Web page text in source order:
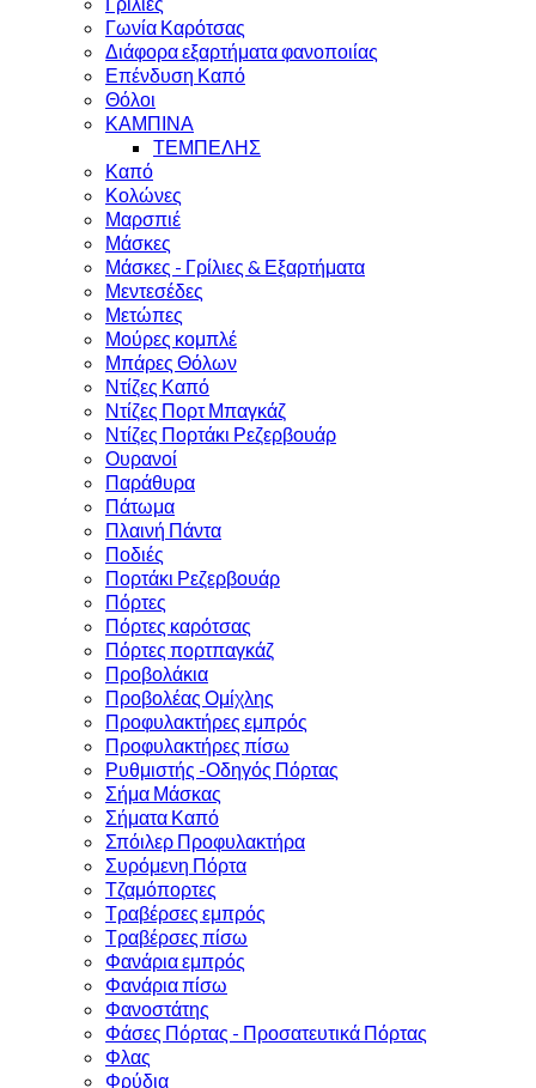
Γωνία Καρότσας
Διάφορα εξαρτήματα φανοποιίας
Επένδυση Καπό
Θόλοι
ΚΑΜΠΙΝΑ
ΤΕΜΠΕΛΗΣ
Καπό
Κολώνες
Μαρσπιέ
Μάσκες
Μάσκες - Γρίλιες & Εξαρτήματα
Μεντεσέδες
Μετώπες
Μούρες κομπλέ
Μπάρες Θόλων
Ντίζες Καπό
Ντίζες Πορτ Μπαγκάζ
Ντίζες Πορτάκι Ρεζερβουάρ
Ουρανοί
Παράθυρα
Πάτωμα
Πλαινή Πάντα
Ποδιές
Πορτάκι Ρεζερβουάρ
Πόρτες
Πόρτες καρότσας
Πόρτες πορτπαγκάζ
Προβολάκια
Προβολέας Ομίχλης
Προφυλακτήρες εμπρός
Προφυλακτήρες πίσω
Ρυθμιστής -Οδηγός Πόρτας
Σήμα Μάσκας
Σήματα Καπό
Σπόιλερ Προφυλακτήρα
Συρόμενη Πόρτα
Τζαμόπορτες
Τραβέρσες εμπρός
Τραβέρσες πίσω
Φανάρια εμπρός
Φανάρια πίσω
Φανοστάτης
Φάσες Πόρτας - Προσατευτικά Πόρτας
Φλας
Φρύδια